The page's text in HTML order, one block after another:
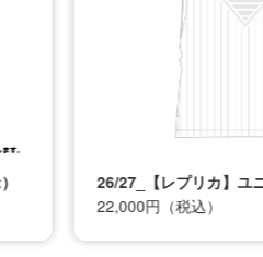
26/27_【レプリカ】ユ
22,000円（税込）